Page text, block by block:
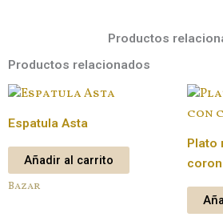
Productos
Productos relacionados
Espatula Asta
Añadir al carrito
Bazar
Plato